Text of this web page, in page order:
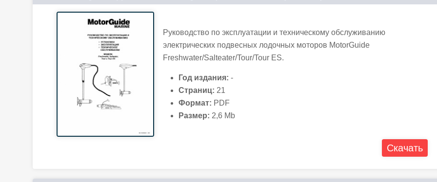
Руководство по эксплуатации и техническому обслуживанию
электрических подвесных лодочных моторов MotorGuide
Freshwater/Salteater/Tour/Tour ES.
Год издания: -
Страниц: 21
Формат: PDF
Размер: 2,6 Mb
Скачать